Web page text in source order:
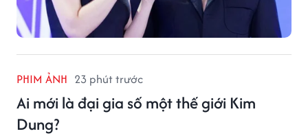
PHIM ẢNH 23 phút trước
Ai mới là đại gia số một thế giới Kim
Dung?